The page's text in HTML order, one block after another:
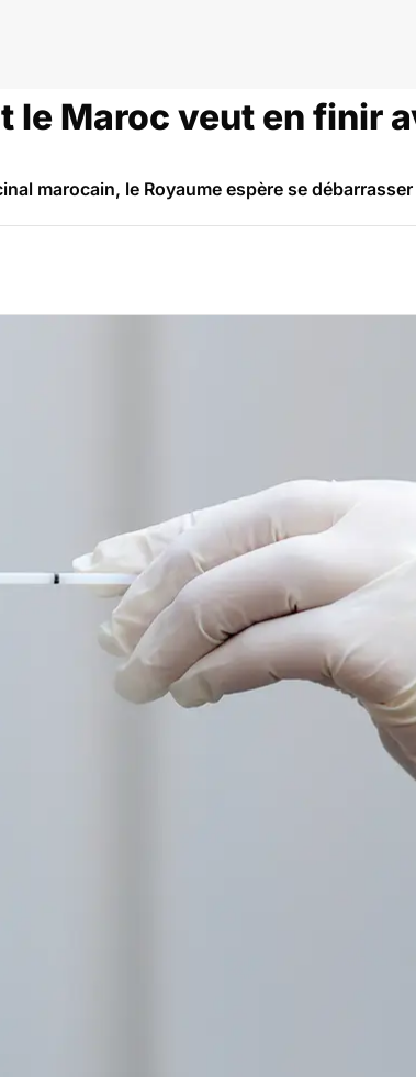
le Maroc veut en finir
marocain, le Royaume espère se